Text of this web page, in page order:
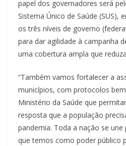
papel dos governadores será
Sistema Único de Saúde (SUS),
os três níveis de governo
para dar agilidade à campanha
uma cobertura ampla que
“Também vamos fortalecer a
municípios, com protocolos
Ministério da Saúde que
resposta que a população
pandemia. Toda a nação se
que temos como poder público